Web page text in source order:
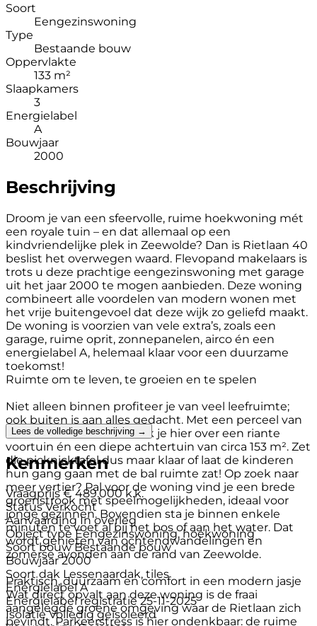
Soort
Eengezinswoning
Type
Bestaande bouw
Oppervlakte
133 m²
Slaapkamers
3
Energielabel
A
Bouwjaar
2000
Beschrijving
Droom je van een sfeervolle, ruime hoekwoning mét
een royale tuin – en dat allemaal op een
kindvriendelijke plek in Zeewolde? Dan is Rietlaan 40
beslist het overwegen waard. Flevopand makelaars is
trots u deze prachtige eengezinswoning met garage
uit het jaar 2000 te mogen aanbieden. Deze woning
combineert alle voordelen van modern wonen met
het vrije buitengevoel dat deze wijk zo geliefd maakt.
De woning is voorzien van vele extra’s, zoals een
garage, ruime oprit, zonnepanelen, airco én een
energielabel A, helemaal klaar voor een duurzame
toekomst!
Ruimte om te leven, te groeien en te spelen
Niet alleen binnen profiteer je van veel leefruimte;
ook buiten is aan alles gedacht. Met een perceel van
maar liefst 267 m² beschik je hier over een riante
voortuin én een diepe achtertuin van circa 153 m². Zet
die picknicktafel dus maar klaar of laat de kinderen
hun gang gaan met de bal ruimte zat! Op zoek naar
meer vertier? Pal voor de woning vind je een brede
groenstrook met speelmogelijkheden, ideaal voor
jonge gezinnen. Bovendien sta je binnen enkele
minuten te voet al bij het bos of aan het water. Dat
wordt genieten van ochtendwandelingen en
zomerse avonden aan de rand van Zeewolde.
Praktisch, duurzaam en comfort in een modern jasje
Wat direct opvalt aan deze woning is de fraai
aangelegde groene omgeving waar de Rietlaan zich
bevindt. Parkeerstress is hier ondenkbaar: de ruime
Lees de volledige beschrijving →
Kenmerken
Vraagprijs € 489.000 k.k.
Status Verkocht
Aanvaarding In overleg
Object type Eengezinswoning, hoekwoning
Soort bouw Bestaande bouw
Bouwjaar 2000
Soort dak Lessenaardak, tiles
Energielabel A
Energielabel registratie 25-11-2025
Isolatie Volledig geïsoleerd